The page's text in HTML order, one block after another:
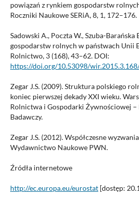
powiązań z rynkiem gospodarstw
Roczniki Naukowe SERiA, 8, 1, 172–176.
Sadowski A., Poczta W., Szuba-Barańska
gospodarstw rolnych w państwach Unii
Rolnictwo, 3 (168), 43–62. DOI:
https://doi.org/10.53098/
Zegar J.S. (2009). Struktura polskiego
koniec pierwszej dekady XXI wieku.
Rolnictwa i Gospodarki Żywnościowej
Badawczy.
Zegar J.S. (2012). Współczesne
Wydawnictwo Naukowe PWN.
Źródła internetowe
http://ec.europa.eu/eurostat[dostęp: